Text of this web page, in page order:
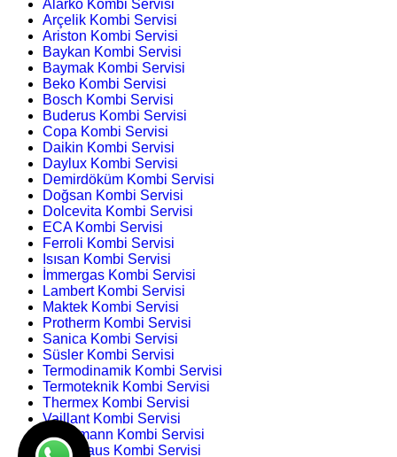
Alarko Kombi Servisi
Arçelik Kombi Servisi
Ariston Kombi Servisi
Baykan Kombi Servisi
Baymak Kombi Servisi
Beko Kombi Servisi
Bosch Kombi Servisi
Buderus Kombi Servisi
Copa Kombi Servisi
Daikin Kombi Servisi
Daylux Kombi Servisi
Demirdöküm Kombi Servisi
Doğsan Kombi Servisi
Dolcevita Kombi Servisi
ECA Kombi Servisi
Ferroli Kombi Servisi
Isısan Kombi Servisi
İmmergas Kombi Servisi
Lambert Kombi Servisi
Maktek Kombi Servisi
Protherm Kombi Servisi
Sanica Kombi Servisi
Süsler Kombi Servisi
Termodinamik Kombi Servisi
Termoteknik Kombi Servisi
Thermex Kombi Servisi
Vaillant Kombi Servisi
Viessmann Kombi Servisi
Warmhaus Kombi Servisi